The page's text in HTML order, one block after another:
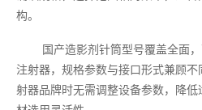
构。
国产造影剂针筒型号覆盖全面
注射器，规格参数与接口形式兼顾
射器品牌时无需调整设备参数，降